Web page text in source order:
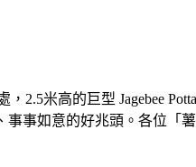
，2.5米高的巨型 Jagebee
事事如意的好兆頭。各位「